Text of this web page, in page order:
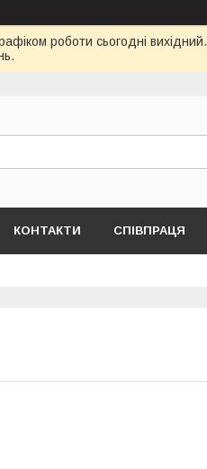
роботи сьогодні
КОНТАКТИ СПІВПРАЦЯ